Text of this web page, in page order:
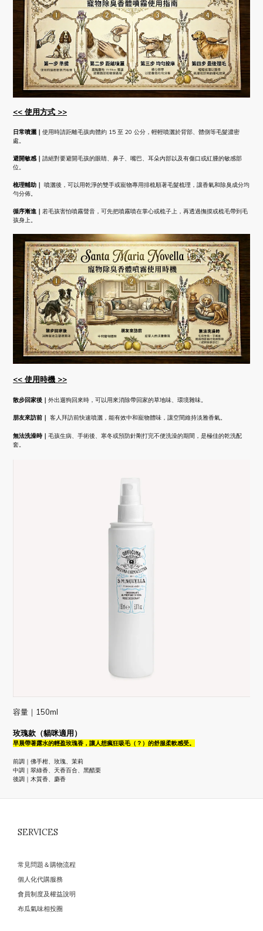
<< 使用方式 >>
日常噴灑｜ 使用時請距離毛孩肉體約 15 至 20 公分，輕輕噴灑於背部、體側等毛髮濃密
處。
避開敏感｜ 請絕對要避開毛孩的眼睛、鼻子、嘴巴、耳朵內部以及有傷口或紅腫的敏感部
位。
梳理輔助｜ 噴灑後，可以用乾淨的雙手或寵物專用排梳順著毛髮梳理，讓香氣和除臭成分均
勻分佈。
循序漸進｜ 若毛孩害怕噴霧聲音，可先把噴霧噴在掌心或梳子上，再透過撫摸或梳毛帶到毛
孩身上。
<< 使用時機 >>
散步回家後｜ 外出遛狗回來時，可以用來消除帶回家的草地味、環境雜味。
朋友來訪前｜ 客人拜訪前快速噴灑，能有效中和寵物體味，讓空間維持淡雅香氣。
無法洗澡時｜ 毛孩生病、手術後、寒冬或預防針剛打完不便洗澡的期間，是極佳的乾洗配
套。
容量｜150ml
玫瑰款（貓咪適用）
早晨帶著露水的輕盈玫瑰香，讓人想瘋狂吸毛（？）的舒服柔軟感受。
前調｜佛手柑、玫瑰、茉莉
中調｜翠綠香、天香百合、黑醋栗
後調｜木質香、麝香
SERVICES
常見問題＆購物流程
個人化代購服務
會員制度及權益說明
布瓜氣味相投圈